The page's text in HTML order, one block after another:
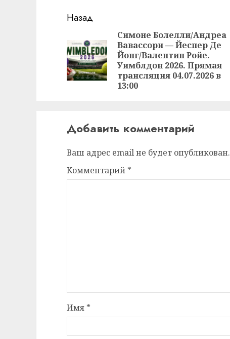
Продолжить
чтение
Назад
Симоне Болелли/Андреа
Вавассори — Йеспер Де
Йонг/Валентин Ройе.
Уимблдон 2026. Прямая
трансляция 04.07.2026 в
13:00
Добавить комментарий
Ваш адрес email не будет опубликован.
Комментарий *
Имя *